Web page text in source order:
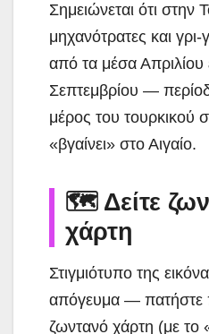
Σημειώνεται ότι στην
μηχανότρατες και γρι-
από τα μέσα
Σεπτεμβρίου —
μέρος του τουρκικού
«βγαίνει» στο Αιγαίο.
🗺️ Δείτε
χάρτη
Στιγμιότυπο της
απόγευμα — πατήστε
ζωντανό χάρτη (με το